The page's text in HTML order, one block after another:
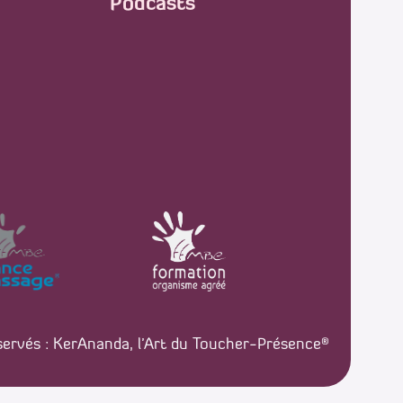
Podcasts
: KerAnanda, l’Art du Toucher-Présence®